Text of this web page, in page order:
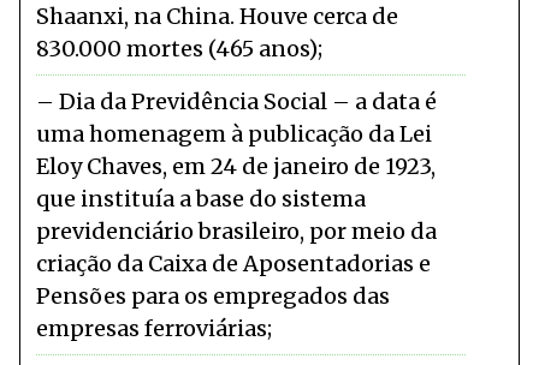
Shaanxi, na China. Houve cerca de
830.000 mortes (465 anos)
Dia da Previdência Social – a data é
uma homenagem à publicação da Lei
Eloy Chaves, em 24 de janeiro de 1923,
que instituía a base do sistema
previdenciário brasileiro, por meio da
criação da Caixa de Aposentadorias e
Pensões para os empregados das
empresas ferroviárias